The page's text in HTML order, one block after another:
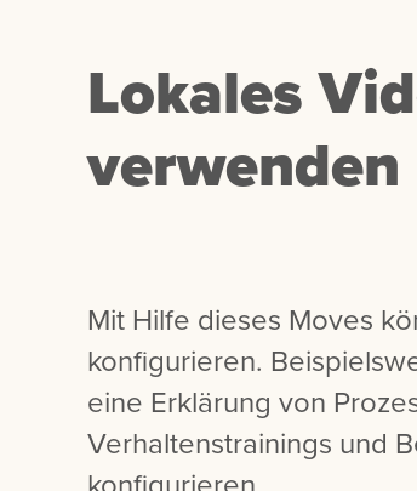
Lokales
verwenden
Mit Hilfe dieses Moves
konfigurieren.
eine Erklärung von
Verhaltenstrainings und